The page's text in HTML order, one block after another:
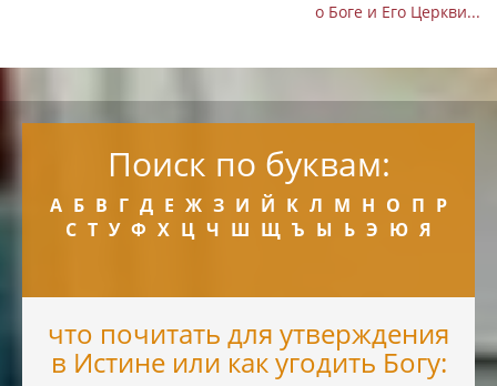
о Боге и Его Церкви...
Поиск по буквам:
А Б В Г Д Е Ж З И Й К Л М Н О П Р
С Т У Ф Х Ц Ч Ш Щ Ъ Ы Ь Э Ю Я
что почитать для утверждения
в Истине или как угодить Богу: